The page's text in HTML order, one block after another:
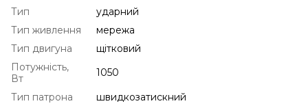
Тип
ударний
Тип живлення
мережа
Тип двигуна
щітковий
Потужність,
Вт
1050
Тип патрона
швидкозатискний